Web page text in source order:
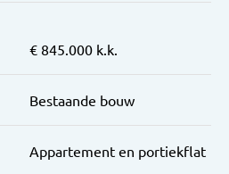
€ 845.000 k.k.
Bestaande bouw
Appartement en portiekflat